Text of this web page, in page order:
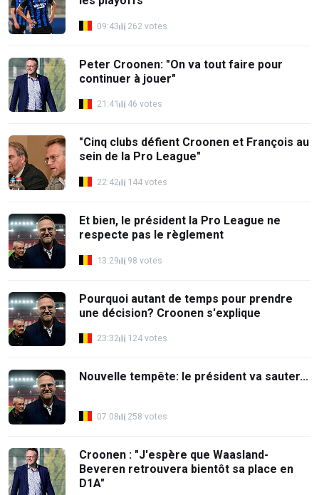
09:43 262 votes
Peter Croonen: "On va tout faire pour
continuer à jouer"
21:41 46 votes
"Cinq clubs défient Croonen et François au
sein de la Pro League"
22:42 144 votes
Et bien, le président la Pro League ne
respecte pas le règlement
13:29 98 votes
Pourquoi autant de temps pour prendre
une décision? Croonen s'explique
23:32 124 votes
Nouvelle tempête: le président va sauter...
07:08 258 votes
Croonen : "J'espère que Waasland-
Beveren retrouvera bientôt sa place en
D1A"